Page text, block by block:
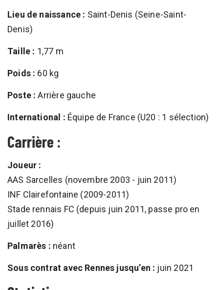
Lieu de naissance : Saint-Denis (Seine-Saint-
Denis)
Taille : 1,77 m
Poids : 60 kg
Poste : Arrière gauche
International : Équipe de France (U20 : 1 sélection)
Carrière :
Joueur :
AAS Sarcelles (novembre 2003 - juin 2011)
INF Clairefontaine (2009-2011)
Stade rennais FC (depuis juin 2011, passe pro en
juillet 2016)
Palmarès : néant
Sous contrat avec Rennes jusqu’en : juin 2021